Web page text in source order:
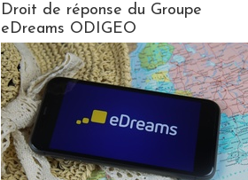
Droit de réponse du Groupe
eDreams ODIGEO